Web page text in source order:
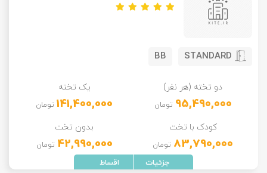
STANDARD
BB
دو تخته (هر نفر)
95,490,000 تومان
یک تخته
141,400,000 تومان
کودک با تخت
83,790,000 تومان
بدون تخت
42,990,000 تومان